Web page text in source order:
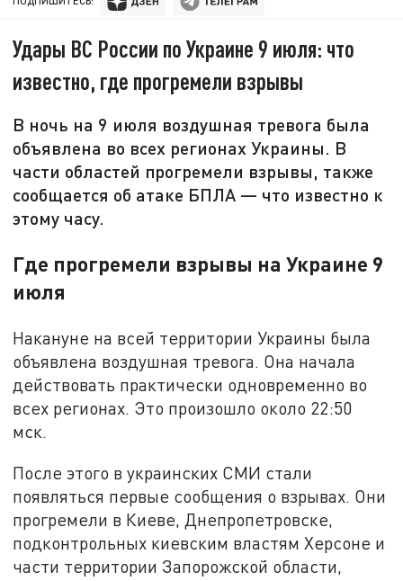
Удары ВС России по Украине 9 июля: что
известно, где прогремели взрывы
В ночь на 9 июля воздушная тревога была
объявлена во всех регионах Украины. В
части областей прогремели взрывы, также
сообщается об атаке БПЛА — что известно к
этому часу.
Где прогремели взрывы на Украине 9
июля
Накануне на всей территории Украины была
объявлена воздушная тревога. Она начала
действовать практически одновременно во
всех регионах. Это произошло около 22:50
мск.
После этого в украинских СМИ стали
появляться первые сообщения о взрывах. Они
прогремели в Киеве, Днепропетровске,
подконтрольных киевским властям Херсоне и
части территории Запорожской области,